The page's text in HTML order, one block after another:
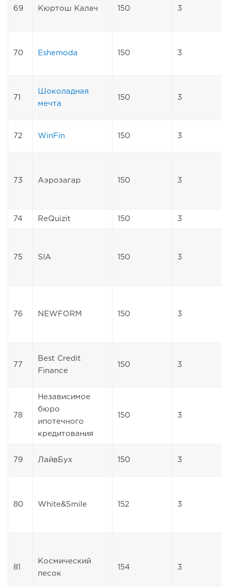
69 Кюртош Калач 150 3
70 Eshemoda 150 3
71
Шоколадная
мечта
150 3
72 WinFin 150 3
73 Аэрозагар 150 3
74 ReQuizit 150 3
75 SIA 150 3
76 NEWFORM 150 3
77
Best Credit
Finance
150 3
78
Независимое
бюро
ипотечного
кредитования
150 3
79 ЛайвБух 150 3
80 White&Smile 152 3
81
Космический
песок
154 3